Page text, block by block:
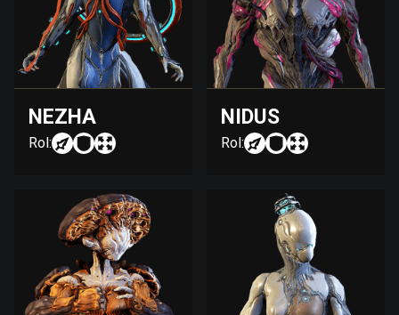
NEZHA
Rol:
NIDUS
Rol: